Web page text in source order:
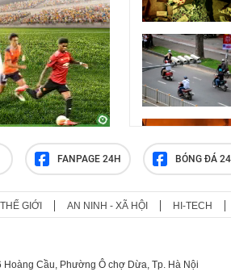
FANPAGE 24H BÓNG ĐÁ
THẾ GIỚI AN NINH - XÃ HỘI HI-TECH
Hoàng Cầu, Phường Ô chợ Dừa, Tp. Hà Nội